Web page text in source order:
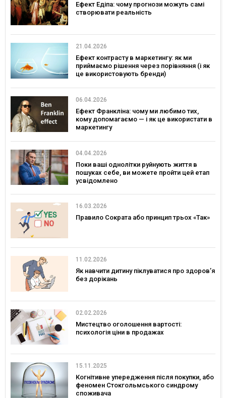
Ефект Едіпа: чому прогнози можуть самі
створювати реальність
21.04.2026
Ефект контрасту в маркетингу: як ми
приймаємо рішення через порівняння (і як
це використовують бренди)
06.04.2026
Ефект Франкліна: чому ми любимо тих,
кому допомагаємо — і як це використати в
маркетингу
04.04.2026
Поки ваші однолітки руйнують життя в
пошуках себе, ви можете пройти цей етап
усвідомлено
16.03.2026
Правило Сократа або принцип трьох «Так»
11.02.2026
Як навчити дитину піклуватися про здоров’я
без дорікань
02.02.2026
Мистецтво оголошення вартості:
психологія ціни в продажах
15.11.2025
Когнітивне упередження після покупки, або
феномен Стокгольмського синдрому
споживача